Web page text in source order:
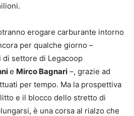
erogare carburante intorno
per qualche giorno –
settore di Legacoop
e Mirco Bagnari –, grazie ad
per tempo. Ma la prospettiva
e il blocco dello stretto di
è una corsa al rialzo che